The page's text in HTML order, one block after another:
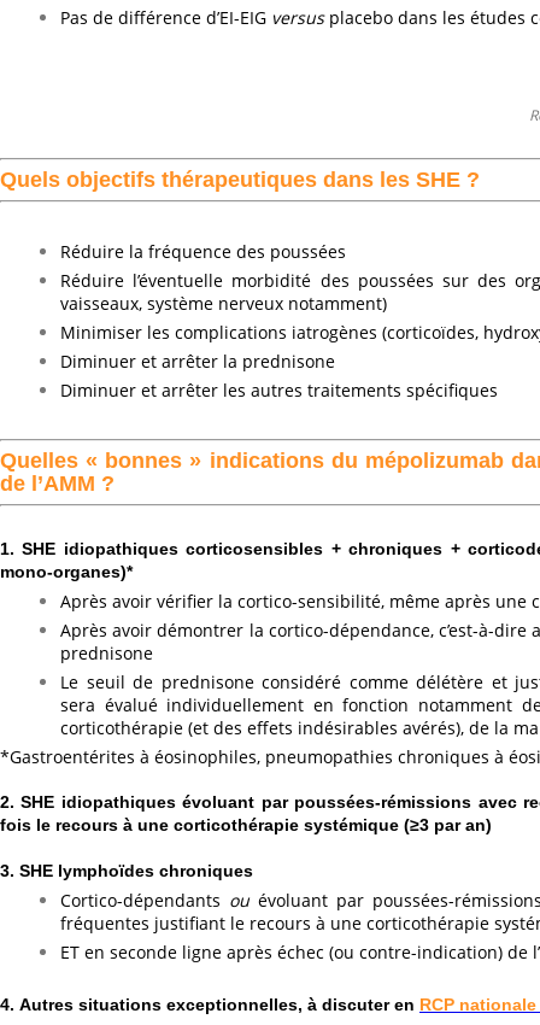
Pas de différence d’EI-EIG versusplacebo dans les études
Quels objectifs thérapeutiques dans les SHE ?
Réduire la fréquence des poussées
Réduire l’éventuelle morbidité des poussées sur des
vaisseaux, système nerveux notamment)
Minimiser les complications iatrogènes (corticoïdes,
Diminuer et arrêter la prednisone
Diminuer et arrêter les autres traitements spécifiques
Quelles « bonnes » indications du mépolizumab
de l’AMM ?
1. SHE idiopathiques corticosensibles + chroniques +
mono-organes)*
Après avoir vérifier la cortico-sensibilité, même après une
Après avoir démontrer la cortico-dépendance, c’est-à-
prednisone
Le seuil de prednisone considéré comme délétère et
sera évalué individuellement en fonction notamment
corticothérapie (et des effets indésirables avérés), de la
*Gastroentérites à éosinophiles, pneumopathies chroniques à
2. SHE idiopathiques évoluant par poussées-rémissions avec
fois le recours à une corticothérapie systémique (≥3 par an)
3. SHE lymphoïdes chroniques
Cortico-dépendants ou évoluant par poussées-
fréquentes justifiant le recours à une corticothérapie
ET en seconde ligne après échec (ou contre-indication) de
4. Autres situations exceptionnelles, à discuter en RCP nationale